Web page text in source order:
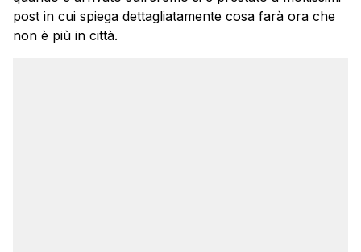
post in cui spiega dettagliatamente cosa farà ora che
non è più in città.